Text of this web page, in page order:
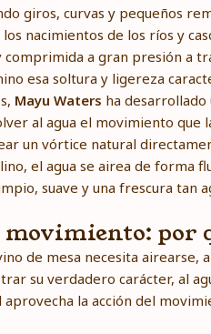
giros, curvas y pequeños
nacimientos de los ríos y
comprimida a gran presión
esa soltura y ligereza
Mayu Waters ha
al agua el movimiento que
un vórtice natural
el agua se airea de forma
suave y una frescura
movimiento: por
de mesa necesita
su verdadero carácter, al
aprovecha la acción del